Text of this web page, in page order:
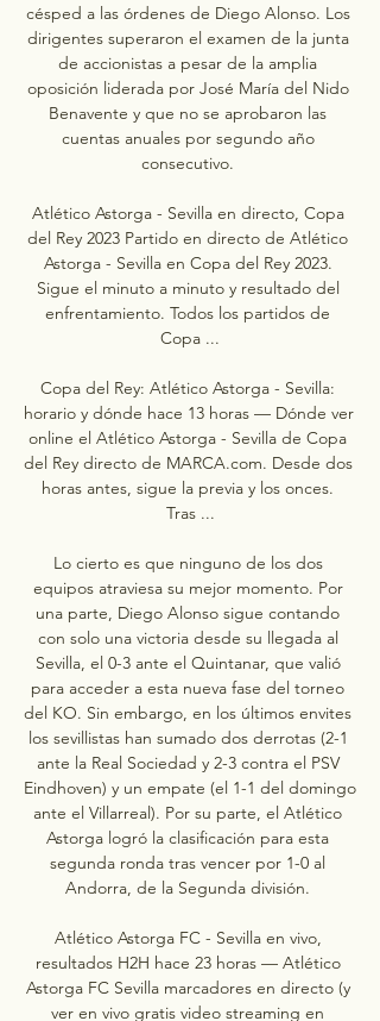
césped a las órdenes de Diego Alonso. Los
dirigentes superaron el examen de la junta
de accionistas a pesar de la amplia
oposición liderada por José María del Nido
Benavente y que no se aprobaron las
cuentas anuales por segundo año
consecutivo.
Atlético Astorga - Sevilla en directo, Copa
del Rey 2023 Partido en directo de Atlético
Astorga - Sevilla en Copa del Rey 2023.
Sigue el minuto a minuto y resultado del
enfrentamiento. Todos los partidos de
Copa ...
Copa del Rey: Atlético Astorga - Sevilla:
horario y dónde hace 13 horas — Dónde ver
online el Atlético Astorga - Sevilla de Copa
del Rey directo de MARCA.com. Desde dos
horas antes, sigue la previa y los onces.
Tras ...
Lo cierto es que ninguno de los dos
equipos atraviesa su mejor momento. Por
una parte, Diego Alonso sigue contando
con solo una victoria desde su llegada al
Sevilla, el 0-3 ante el Quintanar, que valió
para acceder a esta nueva fase del torneo
del KO. Sin embargo, en los últimos envites
los sevillistas han sumado dos derrotas (2-1
ante la Real Sociedad y 2-3 contra el PSV
Eindhoven) y un empate (el 1-1 del domingo
ante el Villarreal). Por su parte, el Atlético
Astorga logró la clasificación para esta
segunda ronda tras vencer por 1-0 al
Andorra, de la Segunda división.
Atlético Astorga FC - Sevilla en vivo,
resultados H2H hace 23 horas — Atlético
Astorga FC Sevilla marcadores en directo (y
ver en vivo gratis video streaming en